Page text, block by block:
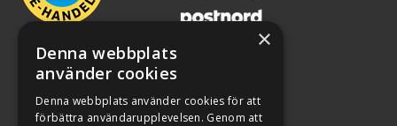
×
Denna webbplats
använder cookies
Denna webbplats använder cookies för att
förbättra användarupplevelsen. Genom att